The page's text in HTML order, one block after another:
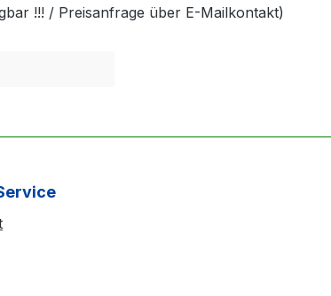
!!! / Preisanfrage über E-Mailkontakt)